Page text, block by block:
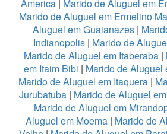
America | Marido de Aluguel em
Marido de Aluguel em Ermelino
Aluguel em Guaianazes|
Indianopolis| Marido de
Marido de Aluguel em Itaberaba|
em Itaim Bibi | Marido de Aluguel
Marido de Aluguel em Itaquera |
Jurubatuba | Marido de Aluguel
Marido de Aluguel em
Aluguel em Moema| Marido de